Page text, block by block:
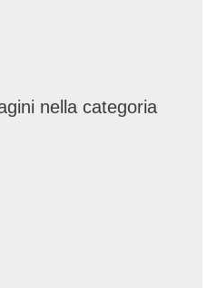
nella categoria